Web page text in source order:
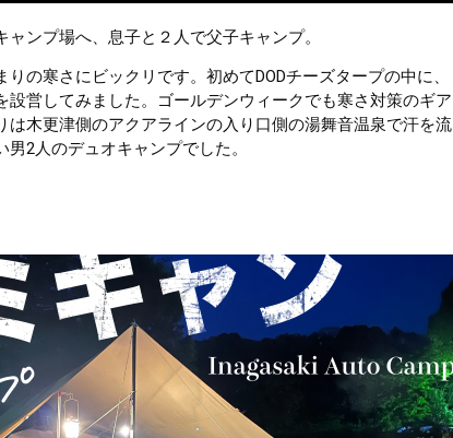
ンプ場へ、息子と２人で父子キャンプ。
の寒さにビックリです。初めてDODチーズタープの中に、
設営してみました。ゴールデンウィークでも寒さ対策のギア
は木更津側のアクアラインの入り口側の湯舞音温泉で汗を流
2人のデュオキャンプでした。